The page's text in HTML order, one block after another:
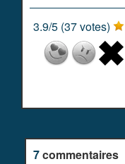
3.9/5 (37votes)
7commentaires